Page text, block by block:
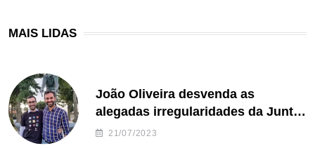
MAIS LIDAS
João Oliveira desvenda as
alegadas irregularidades da Junta
de Freguesia S. João de Ver
21/07/2023